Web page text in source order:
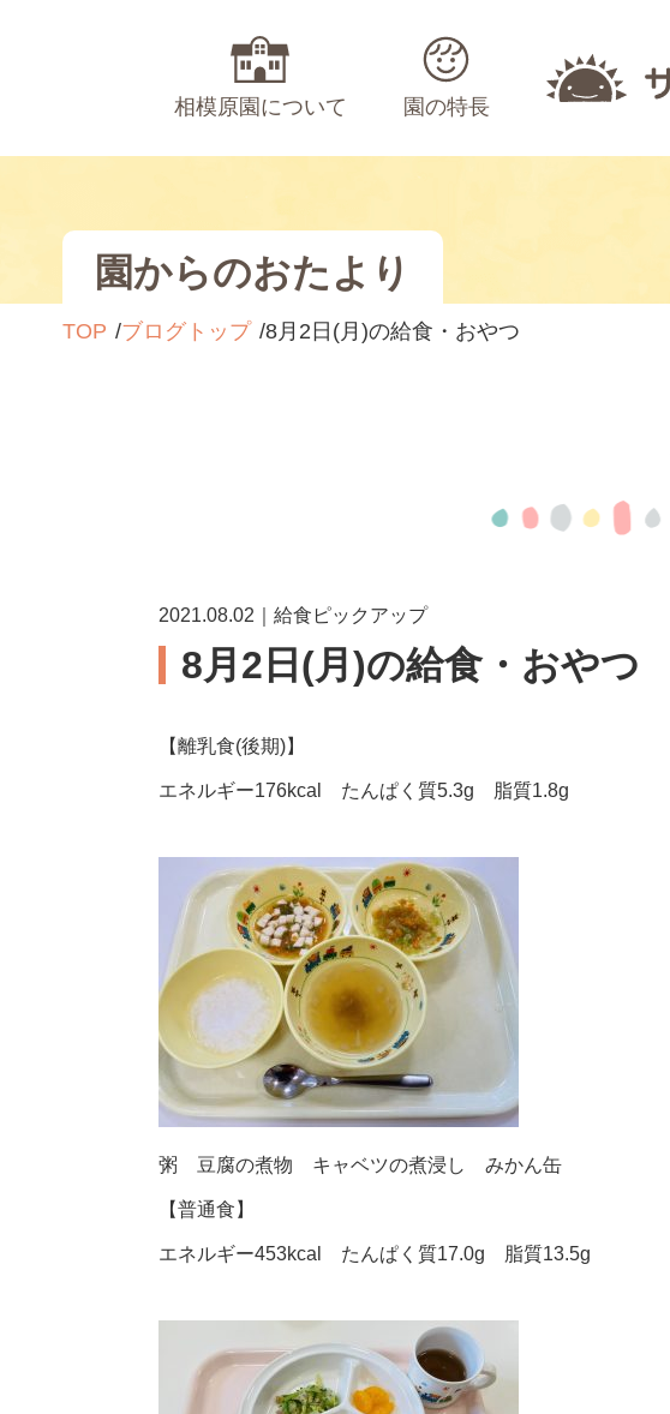
相模原園について 園の特長
園からのおたより
TOP ブログトップ 8月2日(月)の給食・おやつ
2021.08.02｜給食ピックアップ
8月2日(月)の給食・おやつ
【離乳食(後期)】
エネルギー176kcal たんぱく質5.3g 脂質1.8g
粥 豆腐の煮物 キャベツの煮浸し みかん缶
【普通食】
エネルギー453kcal たんぱく質17.0g 脂質13.5g